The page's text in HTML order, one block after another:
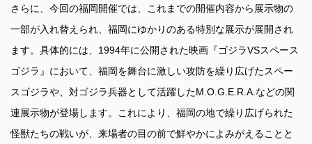
さらに、今回の福岡開催では、これまでの開催内容から展示物の
一部が入れ替えられ、福岡にゆかりのある特別な展示が展開され
ます。具体的には、1994年に公開された映画『ゴジラVSスペース
ゴジラ』において、福岡を舞台に激しい攻防を繰り広げたスペー
スゴジラや、対ゴジラ兵器として活躍したM.O.G.E.R.A.などの関
連展示物が登場します。これにより、福岡の地で繰り広げられた
怪獣たちの戦いが、来場者の目の前で鮮やかによみがえることと